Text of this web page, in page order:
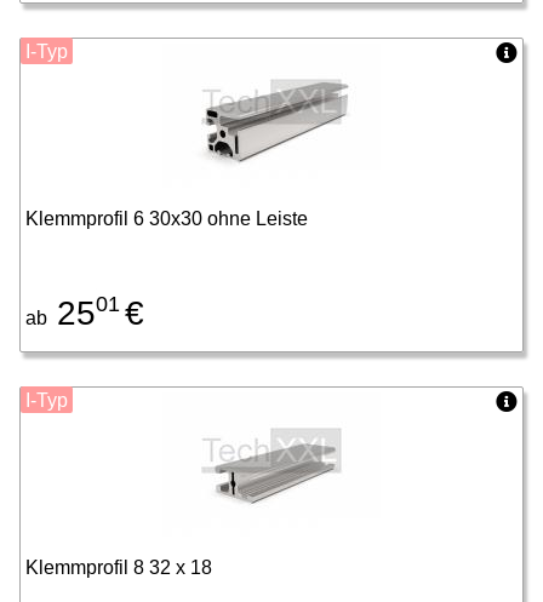
Klemmprofil 6 30x30 ohne Leiste
ab 2501 €
I-Typ
Klemmprofil 8 32 x 18
I-Typ